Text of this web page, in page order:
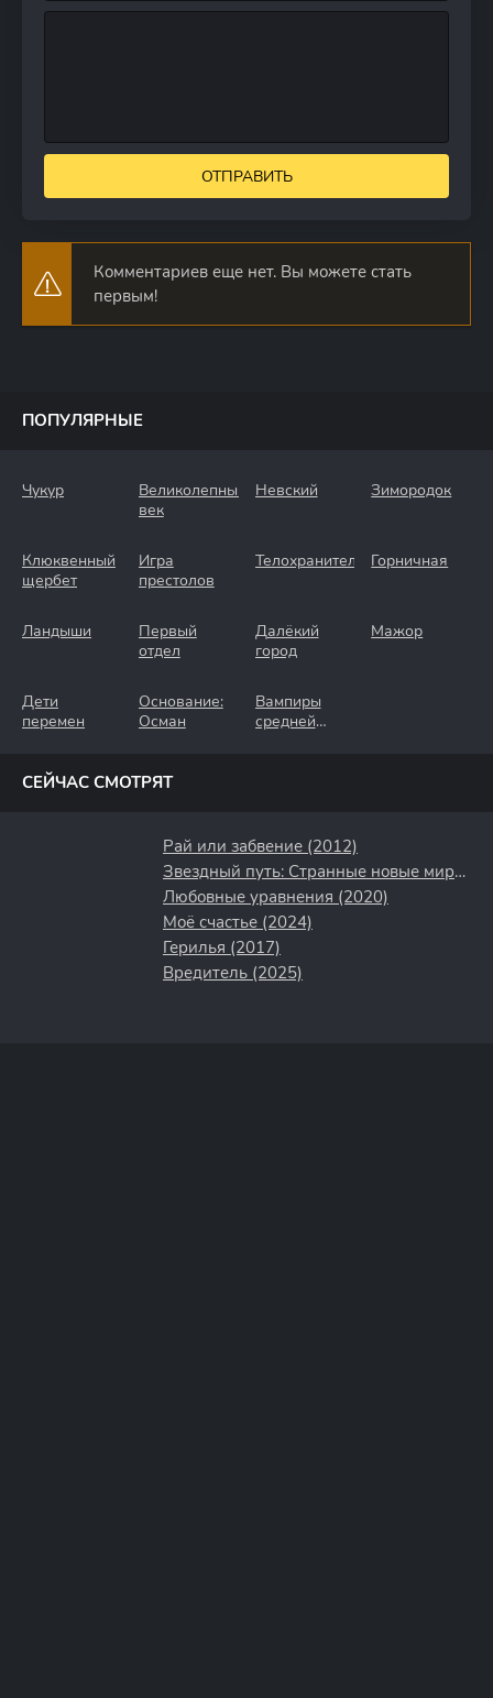
ОТПРАВИТЬ
Комментариев еще нет. Вы можете стать
первым!
ПОПУЛЯРНЫЕ
Чукур
Великолепный
век
Невский Зимородок
Клюквенный
щербет
Игра
престолов
Телохранители Горничная
Ландыши
Первый
отдел
Далёкий
город
Мажор
Дети
перемен
Основание:
Осман
Вампиры
средней
СЕЙЧАС СМОТРЯТ
Рай или забвение (2012)
Звездный путь: Странные новые миры (2022)
Любовные уравнения (2020)
Моё счастье (2024)
Герилья (2017)
Вредитель (2025)